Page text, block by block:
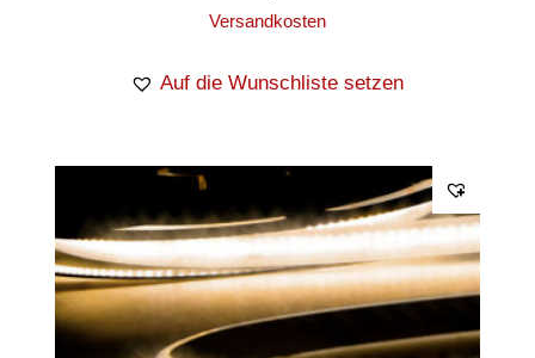
Versandkosten
Auf die Wunschliste setzen